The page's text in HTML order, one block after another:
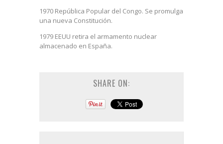
1970 República Popular del Congo. Se promulga
una nueva Constitución.
1979 EEUU retira el armamento nuclear
almacenado en España.
SHARE ON: